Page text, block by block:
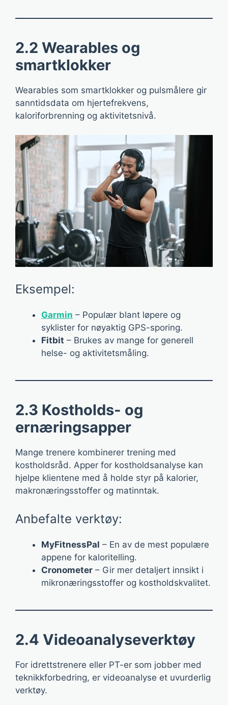
2.2 Wearables og
smartklokker
Wearables som smartklokker og pulsmålere gir
sanntidsdata om hjertefrekvens,
kaloriforbrenning og aktivitetsnivå.
Eksempel:
Garmin – Populær blant løpere og
syklister for nøyaktig GPS-sporing.
Fitbit – Brukes av mange for generell
helse- og aktivitetsmåling.
2.3 Kostholds- og
ernæringsapper
Mange trenere kombinerer trening med
kostholdsråd. Apper for kostholdsanalyse kan
hjelpe klientene med å holde styr på kalorier,
makronæringsstoffer og matinntak.
Anbefalte verktøy:
MyFitnessPal – En av de mest populære
appene for kaloritelling.
Cronometer – Gir mer detaljert innsikt i
mikronæringsstoffer og kostholdskvalitet.
2.4 Videoanalyseverktøy
For idrettstrenere eller PT-er som jobber med
teknikkforbedring, er videoanalyse et uvurderlig
verktøy.